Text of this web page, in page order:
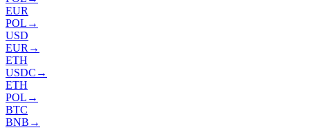
EUR
POL →
USD
EUR →
ETH
USDC →
ETH
POL →
BTC
BNB →